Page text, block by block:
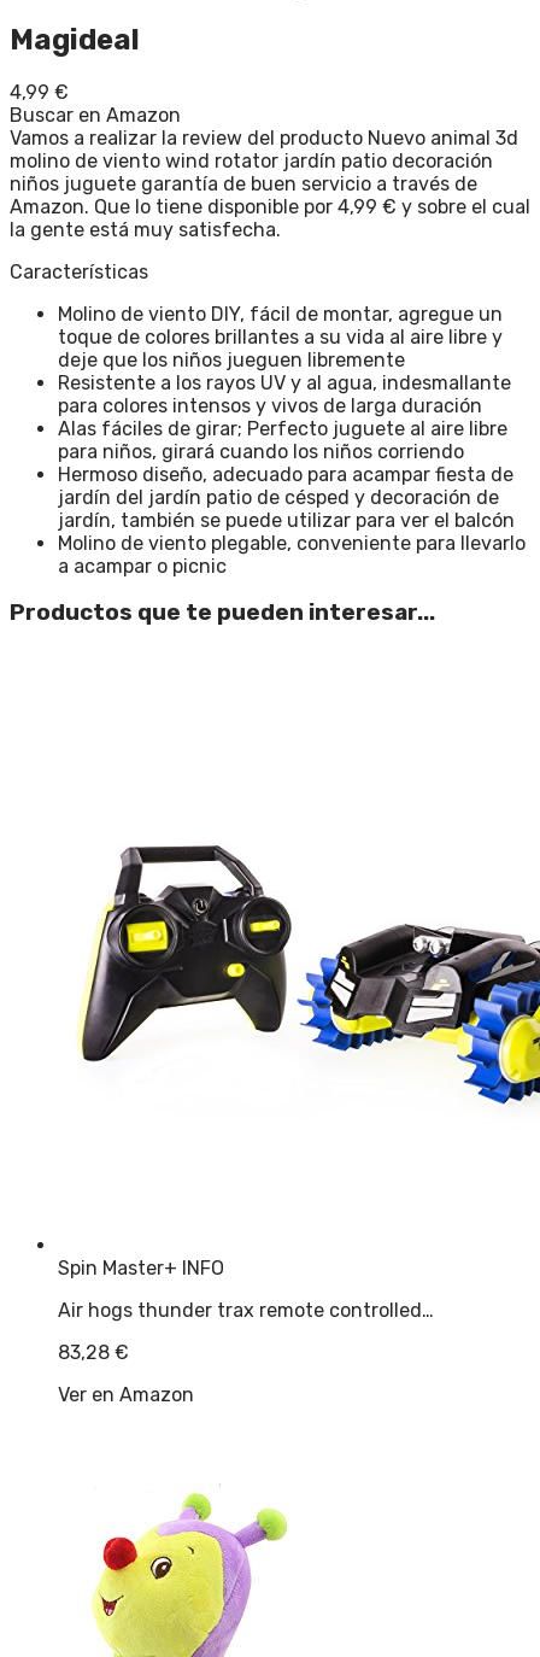
Magideal
4,99 €
Buscar en Amazon
Vamos a realizar la review del producto Nuevo animal 3d
molino de viento wind rotator jardín patio decoración
niños juguete garantía de buen servicio a través de
Amazon. Que lo tiene disponible por 4,99 € y sobre el cual
la gente está muy satisfecha.
Características
Molino de viento DIY, fácil de montar, agregue un
toque de colores brillantes a su vida al aire libre y
deje que los niños jueguen libremente
Resistente a los rayos UV y al agua, indesmallante
para colores intensos y vivos de larga duración
Alas fáciles de girar; Perfecto juguete al aire libre
para niños, girará cuando los niños corriendo
Hermoso diseño, adecuado para acampar fiesta de
jardín del jardín patio de césped y decoración de
jardín, también se puede utilizar para ver el balcón
Molino de viento plegable, conveniente para llevarlo
a acampar o picnic
Productos que te pueden interesar...
Spin Master+ INFO
Air hogs thunder trax remote controlled…
83,28 €
Ver en Amazon